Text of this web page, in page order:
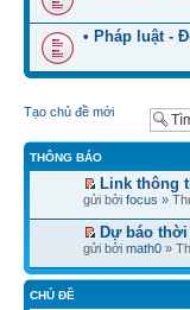
• Pháp luật -
Tạo chủ đề mới
THÔNG BÁO
Link thông
gửi bởi focus »
Dự báo
gửi bởi math0 »
CHỦ ĐỀ